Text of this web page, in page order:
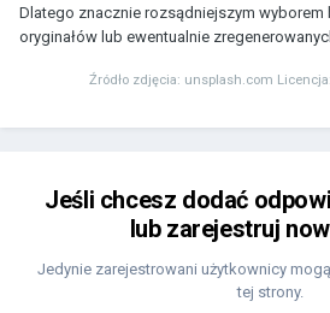
Dlatego znacznie rozsądniejszym
oryginałów lub ewentualnie
Źródło zdjęcia: unsplash.com Licencja:
Jeśli chcesz dodać
lub zarejestruj
Jedynie zarejestrowani użytkownicy
tej strony.